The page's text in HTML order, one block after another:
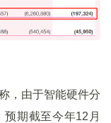
，由于智能硬件分
期截至今年12月